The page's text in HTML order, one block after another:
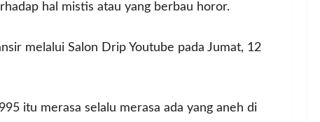
hal mistis atau yang berbau horor.
melalui Salon Drip Youtube pada Jumat, 12
itu merasa selalu merasa ada yang aneh di